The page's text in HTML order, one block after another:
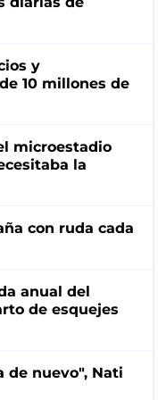
y
10 millones de
microestadio
la
con ruda cada
anual del
de esquejes
de nuevo", Nati